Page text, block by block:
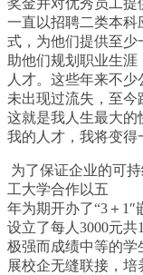
一直以招聘二类本科
式，为他们提供至少
助他们规划职业生
人才。这些年来不
未出现过流失，至今
这就是我人生最大的
我的人才，我将变得
为了保证企业的可
工大学合作以五
年为期开办了“3 ＋ 1″
设立了每人 3000元共
极强而成绩中等的学
展校企无缝联接，